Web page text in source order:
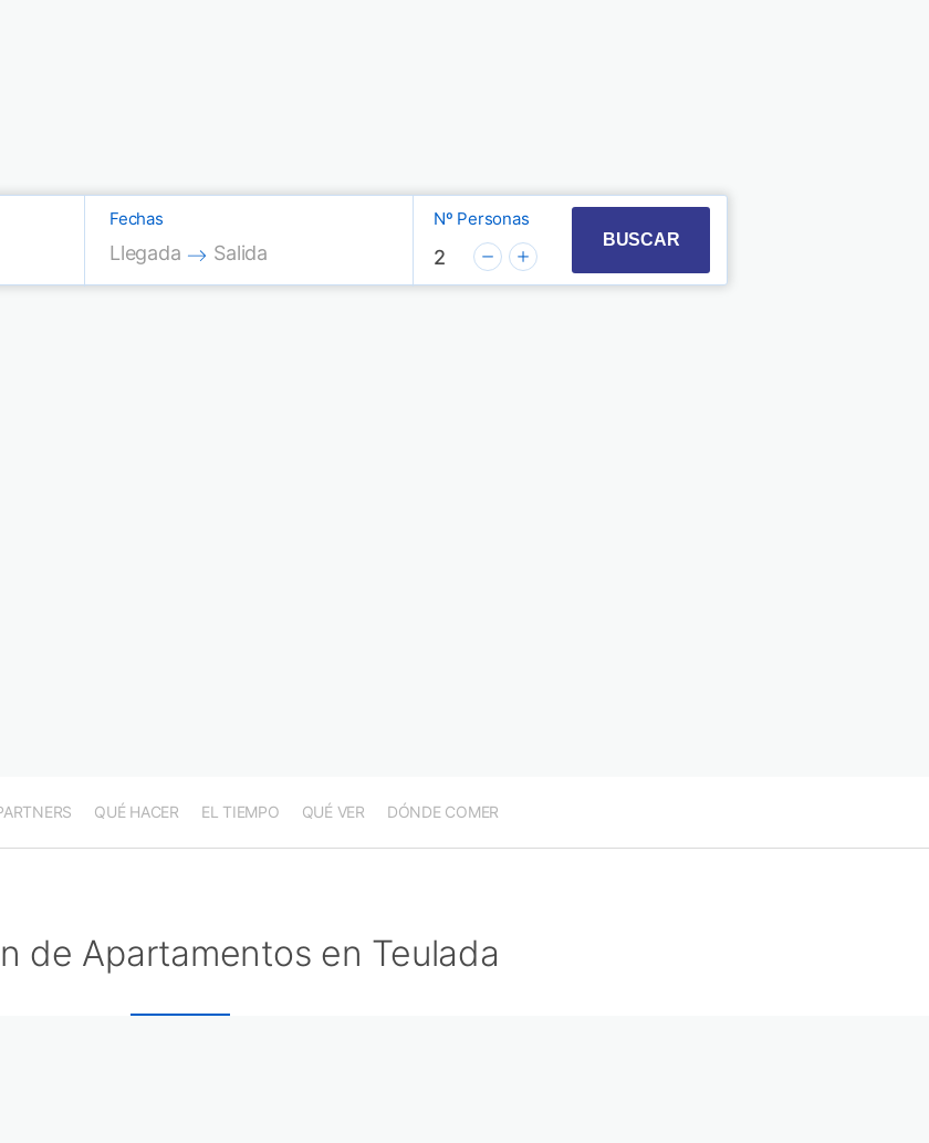
Fechas
Press the down arrow key to interact with the calendar and select a date. Press the
Llegada
Press the down arrow key to interact with the calendar and select a date.
Salida
Nº Personas
2
BUSCAR
QUÉ HACER EL TIEMPO QUÉ VER DÓNDE COMER
de Apartamentos en Teulada